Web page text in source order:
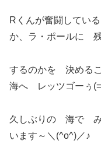
Rくんが奮闘して
か、ラ・ポールに
するのかを 決める
海へ レッツゴーぅ
久しぶりの 海で
います～＼(^o^)／